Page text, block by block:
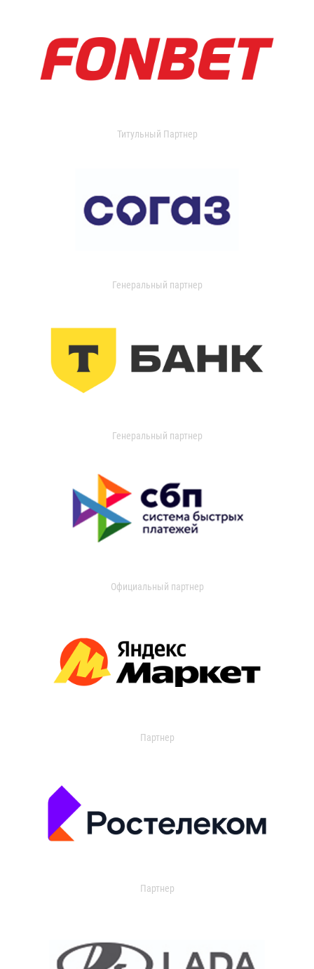
Титульный Партнер
Генеральный партнер
Генеральный партнер
Официальный партнер
Партнер
Партнер